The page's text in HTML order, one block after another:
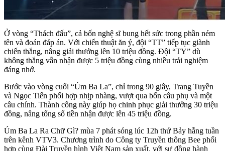
Ở vòng “Thách đấu”, cả bốn nghệ sĩ bung hết sức trong phần ném
tên và đoán đáp án. Với chiến thuật ăn ý, đội “TT” tiếp tục giành
chiến thắng, nâng giải thưởng lên 10 triệu đồng. Đội “TY” dù
không thắng vẫn nhận được 5 triệu đồng cùng nhiều trải nghiệm
đáng nhớ.
Bước vào vòng cuối “Úm Ba La”, chỉ trong 90 giây, Trang Tuyền
và Ngọc Tiến phối hợp nhịp nhàng, vượt qua bốn câu phụ và một
câu chính. Thành công này giúp họ chinh phục giải thưởng 30 triệu
đồng, nâng tổng số tiền nhận được lên 45 triệu đồng.
Úm Ba La Ra Chữ Gì? mùa 7 phát sóng lúc 12h thứ Bảy hằng tuần
trên kênh VTV3. Chương trình do Công ty Truyền thông Bee phối
hợp cùng Đài Truyền hình Việt Nam sản xuất, với sự đồng hành